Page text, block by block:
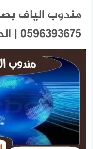
0596393675 | الدليل دوت كوم